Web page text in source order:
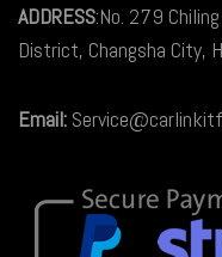
ADDRESS:No. 279
District, Changsha City,
Email: